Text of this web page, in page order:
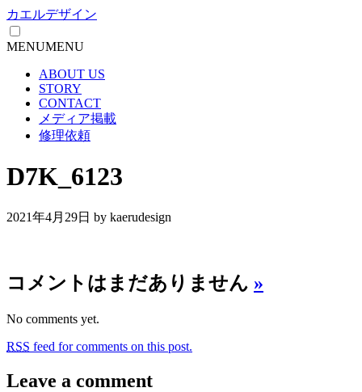
カエルデザイン
MENUMENU
ABOUT US
STORY
CONTACT
メディア掲載
修理依頼
D7K_6123
2021年4月29日 by kaerudesign
コメントはまだありません »
No comments yet.
RSS feed for comments on this post.
Leave a comment